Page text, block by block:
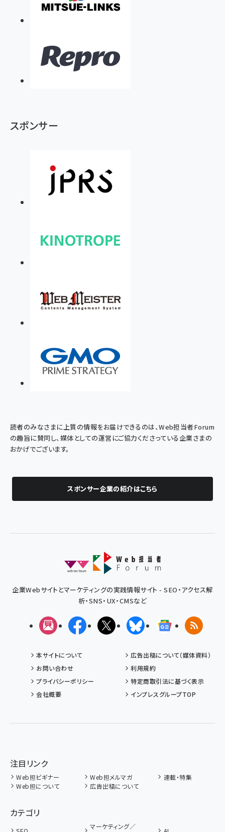
スポンサー
読者のみなさまに上質の情報をお届けできるのは、Web担当者Forum
の趣旨に賛同し、媒体としての運営にご協力くださっている企業さまの
おかげでございます。
スポンサー企業の紹介はこちら
企業Webサイトとマーケティングの実践情報サイト - SEO・アクセス解
析・SNS・UX・CMSなど
メルマガFacebookX(エックス)BlueskyGoogleニュ
RSS
本サイトについて
広告出稿について（媒体資料）
お問い合わせ
利用規約
プライバシーポリシー
特定商取引法に基づく表示
会社概要
インプレスグループTOP
注目リンク
Web担ビギナー Web担メルマガ
連載・特集
Web担について
広告出稿について
カテゴリ
マーケティング／